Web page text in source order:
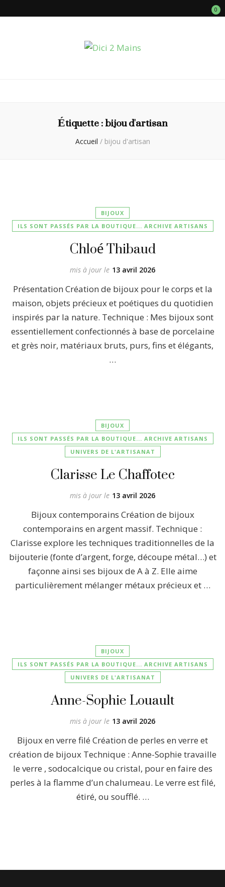
0
Étiquette :bijou d'artisan
Accueil / bijou d'artisan
BIJOUX
ILS SONT PASSÉS PAR LA BOUTIQUE... ARCHIVE ARTISANS
Chloé Thibaud
mis à jour le 13 avril 2026
Présentation Création de bijoux pour le corps et la
maison, objets précieux et poétiques du quotidien
inspirés par la nature. Technique : Mes bijoux sont
essentiellement confectionnés à base de porcelaine
et grès noir, matériaux bruts, purs, fins et élégants,
…
BIJOUX
ILS SONT PASSÉS PAR LA BOUTIQUE... ARCHIVE ARTISANS
UNIVERS DE L'ARTISANAT
Clarisse Le Chaffotec
mis à jour le 13 avril 2026
Bijoux contemporains Création de bijoux
contemporains en argent massif. Technique :
Clarisse explore les techniques traditionnelles de la
bijouterie (fonte d’argent, forge, découpe métal…) et
façonne ainsi ses bijoux de A à Z. Elle aime
particulièrement mélanger métaux précieux et …
BIJOUX
ILS SONT PASSÉS PAR LA BOUTIQUE... ARCHIVE ARTISANS
UNIVERS DE L'ARTISANAT
Anne-Sophie Louault
mis à jour le 13 avril 2026
Bijoux en verre filé Création de perles en verre et
création de bijoux Technique : Anne-Sophie travaille
le verre , sodocalcique ou cristal, pour en faire des
perles à la flamme d’un chalumeau. Le verre est filé,
étiré, ou soufflé. …